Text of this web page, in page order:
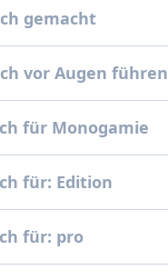
gemacht
vor Augen führen
für Monogamie
für: Edition
für: pro